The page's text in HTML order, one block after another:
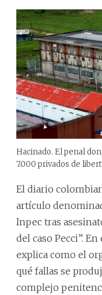
Hacinado. El penal
7.000 privados de
El diario
artículo
Inpec tras
del caso Pecci”.
explica como el
qué fallas se
complejo